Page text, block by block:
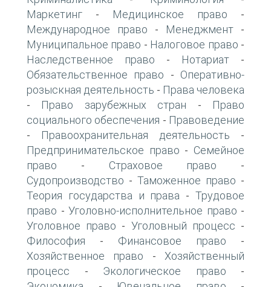
Маркетинг - Медицинское право -
Международное право - Менеджмент -
Муниципальное право - Налоговое право -
Наследственное право - Нотариат -
Обязательственное право - Оперативно-
розыскная деятельность - Права человека
- Право зарубежных стран -
Право
социального обеспечения - Правоведение
- Правоохранительная деятельность -
Предпринимательское право - Семейное
право - Страховое право -
Судопроизводство - Таможенное право -
Теория государства и права -Трудовое
право - Уголовно-исполнительное право -
Уголовное право - Уголовный процесс -
Философия - Финансовое право -
Хозяйственное право - Хозяйственный
процесс - Экологическое право -